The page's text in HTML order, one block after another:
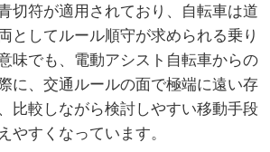
切符が適用されており、自転車は道
としてルール順守が求められる乗り
味でも、電動アシスト自転車からの
に、交通ルールの面で極端に遠い存
比較しながら検討しやすい移動手段
やすくなっています。